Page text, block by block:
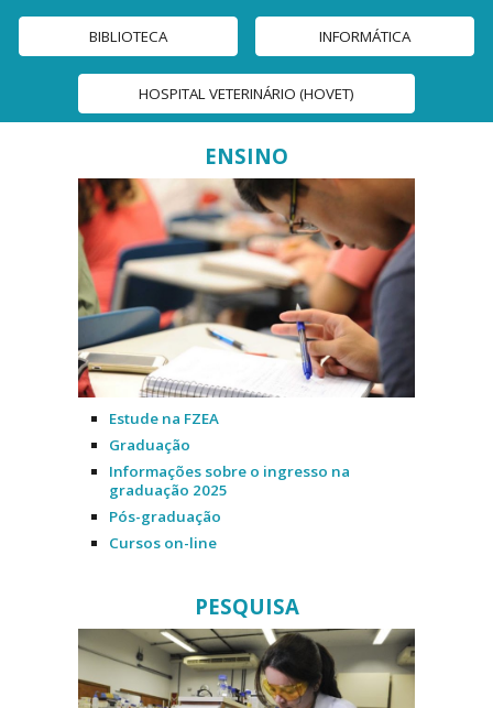
BIBLIOTECA INFORMÁTICA
HOSPITAL VETERINÁRIO (HOVET)
ENSINO
Estude na FZEA
Graduação
Informações sobre o ingresso na
graduação 2025
Pós-graduação
Cursos on-line
PESQUISA